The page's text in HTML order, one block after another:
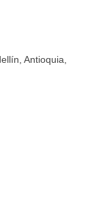
Antioquia,